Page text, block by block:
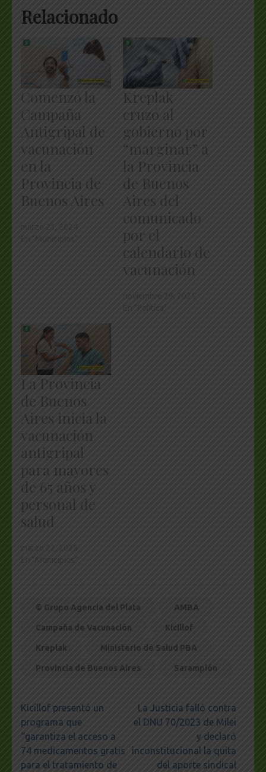
Relacionado
Comenzó la
Campaña
Antigripal de
vacunación
en la
Provincia de
Buenos Aires
Kreplak
cruzó al
gobierno por
“marginar” a
la Provincia
de Buenos
Aires del
comunicado
por el
calendario de
vacunación
La Provincia
de Buenos
Aires inicia la
vacunación
antigripal
para mayores
de 65 años y
personal de
salud
© Grupo Agencia del Plata AMBA
Campaña de Vacunación Kicillof
Kreplak Ministerio de Salud PBA
Provincia de Buenos Aires Sarampión
Navegación
de
entradas
Kicillof presentó un
programa que
“garantiza el acceso a
74 medicamentos gratis
para el tratamiento de
La Justicia falló contra
el DNU 70/2023 de Milei
y declaró
inconstitucional la quita
del aporte sindical